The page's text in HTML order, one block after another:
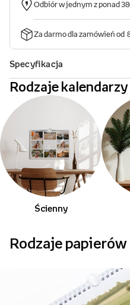
Rodzaje kalendarzy
Ścienny
Rodzaje papierów